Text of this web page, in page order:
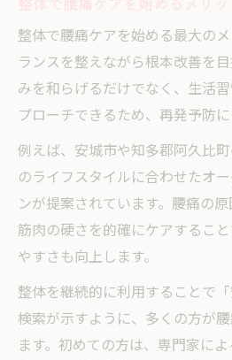
整体で腰痛ケアを始める最大の
ランスを整えながら根本改善を
みを和らげるだけでなく、生活
プローチできるため、再発予防に
例えば、安城市や知多郡阿久比
のライフスタイルに合わせたオ
ンが提案されています。腰痛の
筋肉の硬さを的確にケアするこ
やすさも向上します。
整体を継続的に利用することで
検索が示すように、多くの方が
ます。初めての方は、専門家に